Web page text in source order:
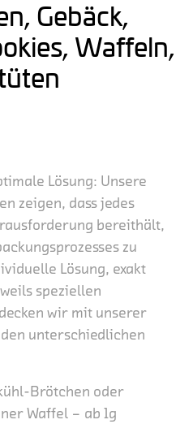
Gebäck,
Waffeln,
Lösung: Unsere
zeigen, dass jedes
bereithält,
zu
Lösung, exakt
speziellen
wir mit unserer
unterschiedlichen
Brötchen oder
Waffel – ab 1g